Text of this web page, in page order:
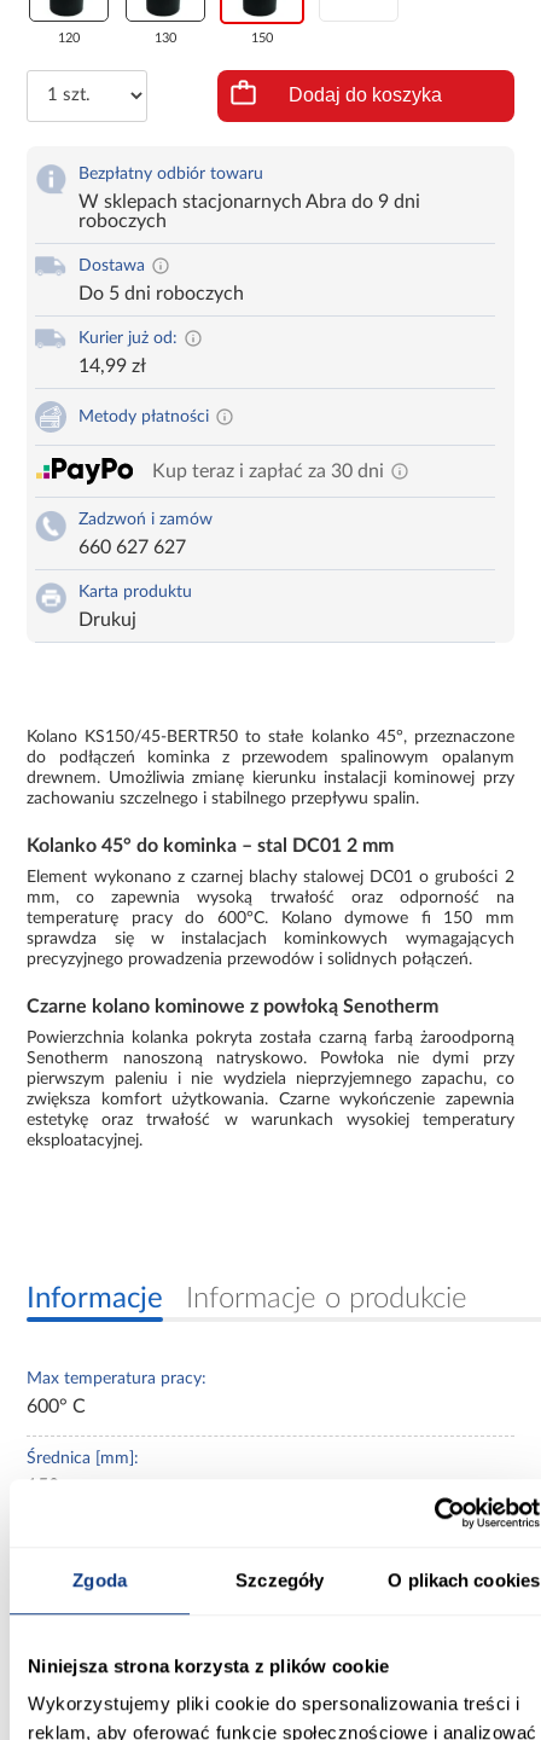
Zgoda Szczegóły O plikach cookies
Niniejsza strona korzysta z plików cookie
Wykorzystujemy pliki cookie do spersonalizowania treści i
reklam, aby oferować funkcje społecznościowe i analizować
120 130 150
Dodaj do koszyka
Bezpłatny odbiór towaru
W sklepach stacjonarnych Abra do 9 dni
roboczych
Dostawa
Do 5 dni roboczych
Kurier już od:
14,99 zł
Metody płatności
Kup teraz i zapłać za 30 dni
Zadzwoń i zamów
660 627 627
Karta produktu
Drukuj
Kolano KS150/45-BERTR50 to stałe kolanko 45°, przeznaczone
do podłączeń kominka z przewodem spalinowym opalanym
drewnem. Umożliwia zmianę kierunku instalacji kominowej przy
zachowaniu szczelnego i stabilnego przepływu spalin.
Kolanko 45° do kominka – stal DC01 2 mm
Element wykonano z czarnej blachy stalowej DC01 o grubości 2
mm, co zapewnia wysoką trwałość oraz odporność na
temperaturę pracy do 600°C. Kolano dymowe fi 150 mm
sprawdza się w instalacjach kominkowych wymagających
precyzyjnego prowadzenia przewodów i solidnych połączeń.
Czarne kolano kominowe z powłoką Senotherm
Powierzchnia kolanka pokryta została czarną farbą żaroodporną
Senotherm nanoszoną natryskowo. Powłoka nie dymi przy
pierwszym paleniu i nie wydziela nieprzyjemnego zapachu, co
zwiększa komfort użytkowania. Czarne wykończenie zapewnia
estetykę oraz trwałość w warunkach wysokiej temperatury
eksploatacyjnej.
Informacje Informacje o produkcie
Max temperatura pracy:
600° C
Średnica [mm]:
150
Grubość blachy:
Kolor:
czarny